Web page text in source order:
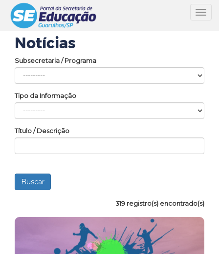
Notícias
Subsecretaria / Programa
Tipo da Informação
Título / Descrição
319 registro(s) encontrado(s)